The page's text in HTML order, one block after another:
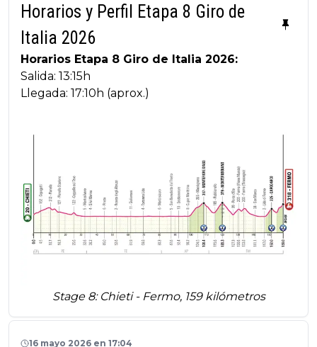
Horarios y Perfil Etapa 8 Giro de
Italia 2026
Horarios Etapa 8 Giro de Italia 2026:
Salida: 13:15h
Llegada: 17:10h (aprox.)
Stage 8: Chieti - Fermo, 159 kilómetros
16 mayo 2026 en 17:04